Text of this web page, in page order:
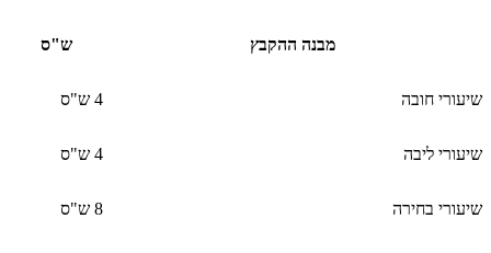
מבנה ההקבץ ש"ס
שיעורי חובה 4 ש"ס
שיעורי ליבה 4 ש"ס
שיעורי בחירה 8 ש"ס